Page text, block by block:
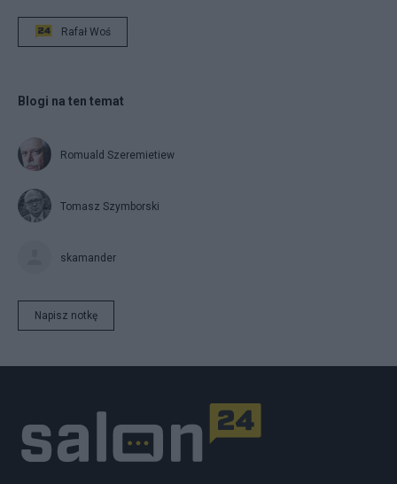
Rafał Woś
Blogi na ten temat
Romuald Szeremietiew
Tomasz Szymborski
skamander
Napisz notkę